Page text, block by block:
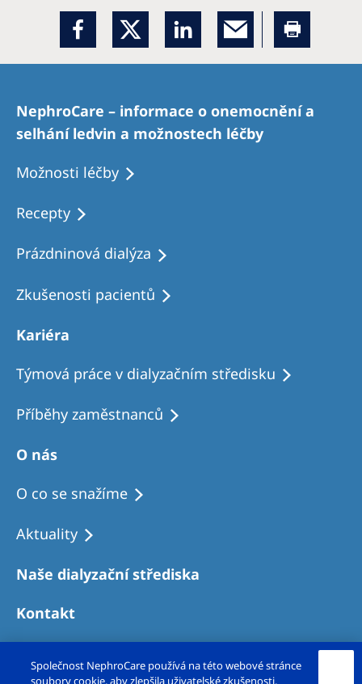
NephroCare – informace o onemocnění a
selhání ledvin a možnostech léčby
Možnosti léčby
Recepty
Prázdninová dialýza
Zkušenosti pacientů
Kariéra
Týmová práce v dialyzačním středisku
Příběhy zaměstnanců
O nás
O co se snažíme
Aktuality
Naše dialyzační střediska
Kontakt
Společnost NephroCare používá na této webové stránce
soubory cookie, aby zlepšila uživatelské zkušenosti,